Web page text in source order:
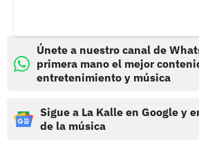
Únete a nuestro canal de
primera mano el mejor
entretenimiento y música
Sigue a La Kalle en Google y
de la música